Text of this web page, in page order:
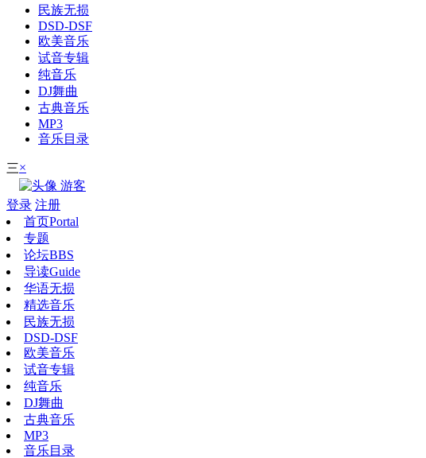
民族无损
DSD-DSF
欧美音乐
试音专辑
纯音乐
DJ舞曲
古典音乐
MP3
音乐目录
三×
游客
登录 注册
首页Portal
专题
论坛BBS
导读Guide
华语无损
精选音乐
民族无损
DSD-DSF
欧美音乐
试音专辑
纯音乐
DJ舞曲
古典音乐
MP3
音乐目录